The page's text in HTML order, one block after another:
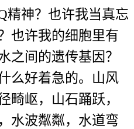
精神？也许我当真忘
也许我的细胞里有
之间的遗传基因？
么好着急的。山风
畸岖，山石踊跃，
水波粼粼，水道弯